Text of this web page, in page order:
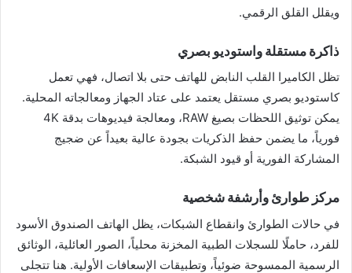
ويقلل القلق الرقمي.
ذاكرة مستقلة واستوديو بصري
تظل الكاميرا القلب النابض للهاتف حتى بلا اتصال، فهي تعمل
كاستوديو بصري مستقل يعتمد على عتاد الجهاز ومعالجاته المحلية.
يمكن توثيق اللحظات بصيغ RAW، ومعالجة فيديوهات بدقة 4K
فورياً، ما يضمن حفظ الذكريات بجودة عالية بعيداً عن ضجيج
المشاركة الفورية أو قيود الشبكة.
مركز طوارئ وأرشفة شخصية
في حالات الطوارئ وانقطاع الشبكات، يظل الهاتف الصندوق الأسود
للفرد، حاملًا للسجلات الطبية المخزنة محلياً، الصور العائلية، الوثائق
الرسمية الممسوحة ضوئياً، وتطبيقات الإسعافات الأولية. هنا تتجلى